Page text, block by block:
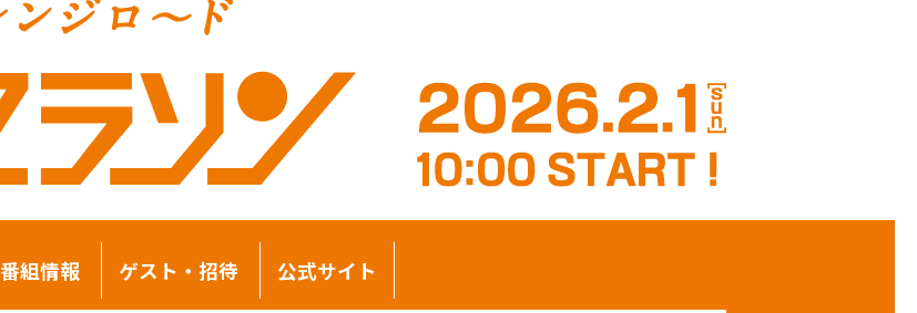
番組情報 ゲスト・招待 公式サイト